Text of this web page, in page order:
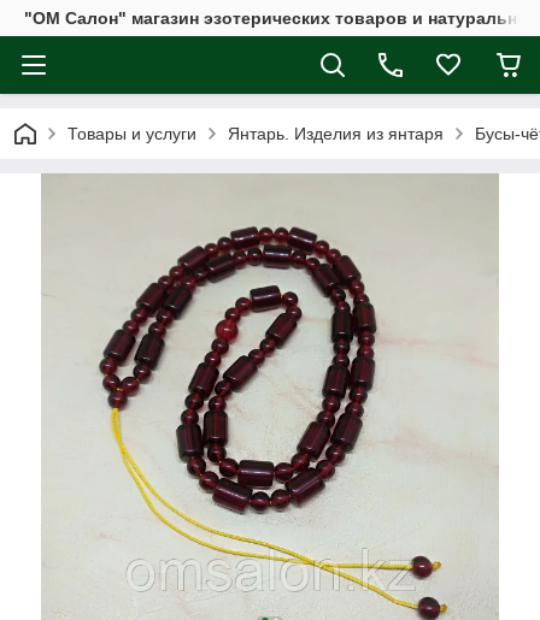
"ОМ Салон" магазин эзотерических товаров и
Товары и услуги Янтарь. Изделия из янтаря Бусы-